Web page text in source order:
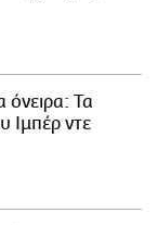
Τα
Ιμπέρ ντε